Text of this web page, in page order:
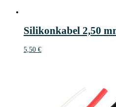
Silikonkabel 2,50
5,50 €